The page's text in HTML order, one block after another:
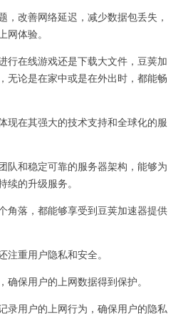
改善网络延迟，减少数据包丢失，
网体验。
在线游戏还是下载大文件，豆荚加
无论是在家中或是在外出时，都能畅
在其强大的技术支持和全球化的服
和稳定可靠的服务器架构，能够为
续的升级服务。
落，都能够享受到豆荚加速器提供
重用户隐私和安全。
保用户的上网数据得到保护。
用户的上网行为，确保用户的隐私